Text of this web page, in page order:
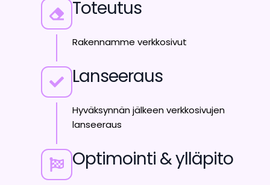
Toteutus
Rakennamme verkkosivut
Lanseeraus
Hyväksynnän jälkeen verkkosivujen
lanseeraus
Optimointi & ylläpito